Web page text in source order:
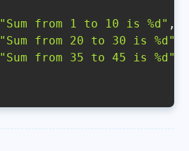
"Sum from 1 to 10 is %d" ,
"Sum from 20 to 30 is %d"
"Sum from 35 to 45 is %d"